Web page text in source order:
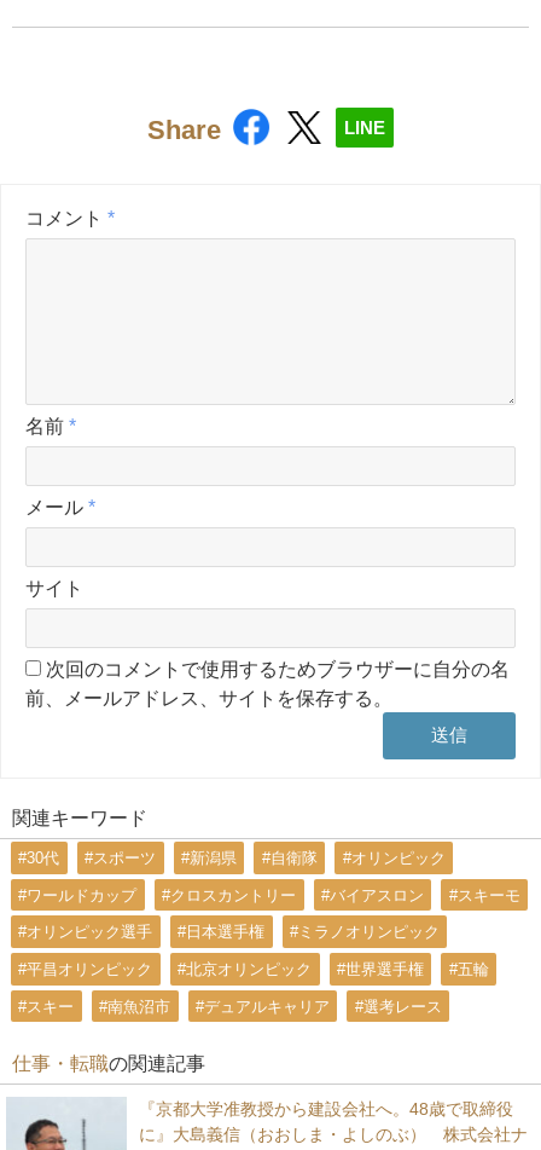
Share LINE
コメント *
名前 *
メール *
サイト
次回のコメントで使用するためブラウザーに自分の名
前、メールアドレス、サイトを保存する。
関連キーワード
#30代 #スポーツ #新潟県 #自衛隊 #オリンピック
#ワールドカップ #クロスカントリー #バイアスロン #スキーモ
#オリンピック選手 #日本選手権 #ミラノオリンピック
#平昌オリンピック #北京オリンピック #世界選手権 #五輪
#スキー #南魚沼市 #デュアルキャリア #選考レース
仕事・転職の関連記事
『京都大学准教授から建設会社へ。48歳で取締役
に』大島義信（おおしま・よしのぶ） 株式会社ナ